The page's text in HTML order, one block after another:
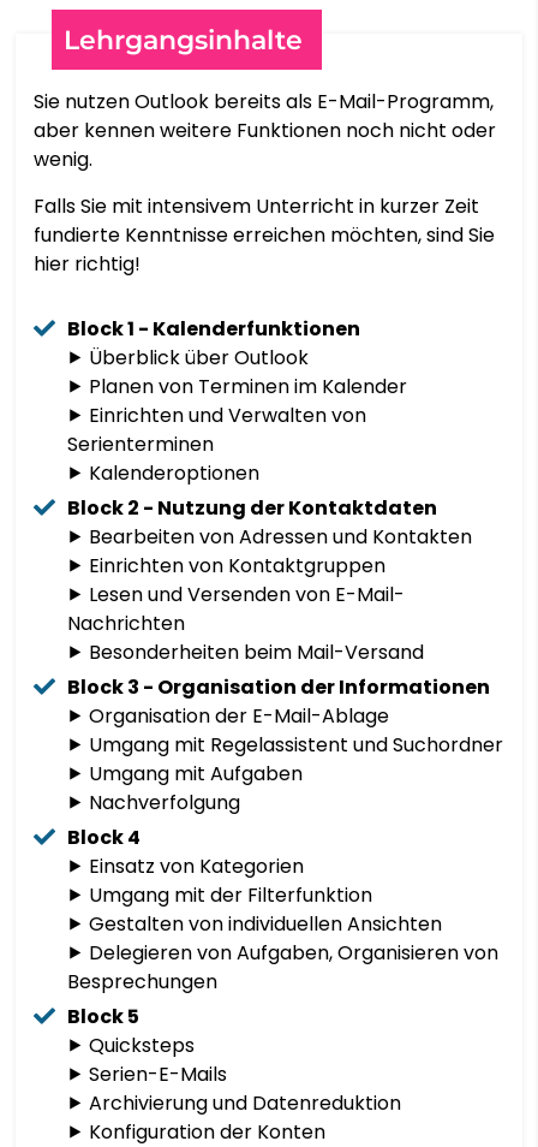
ҚАЗАҚ ТІЛІ
ភាសាខ្មែរ
한국어
КЫРГЫЗЧА
ພາສາລາວ
LATVIEŠU VALODA
LIETUVIŲ KALBA
LËTZEBUERGESCH
МАКЕДОНСКИ ЈАЗИК
MALAGASY
BAHASA MELAYU
മലയാളം
मराठी
Lehrgangsinhalte
Sie nutzen Outlook bereits als E-Mail-Programm,
aber kennen weitere Funktionen noch nicht oder
wenig.
Falls Sie mit intensivem Unterricht in kurzer Zeit
fundierte Kenntnisse erreichen möchten, sind Sie
hier richtig!
Block 1 - Kalenderfunktionen
⯈ Überblick über Outlook
⯈ Planen von Terminen im Kalender
⯈ Einrichten und Verwalten von
Serienterminen
⯈ Kalenderoptionen
Block 2 - Nutzung der Kontaktdaten
⯈ Bearbeiten von Adressen und Kontakten
⯈ Einrichten von Kontaktgruppen
⯈ Lesen und Versenden von E-Mail-
Nachrichten
⯈ Besonderheiten beim Mail-Versand
Block 3 - Organisation der Informationen
⯈ Organisation der E-Mail-Ablage
⯈ Umgang mit Regelassistent und Suchordner
⯈ Umgang mit Aufgaben
⯈ Nachverfolgung
Block 4
⯈ Einsatz von Kategorien
⯈ Umgang mit der Filterfunktion
⯈ Gestalten von individuellen Ansichten
⯈ Delegieren von Aufgaben, Organisieren von
Besprechungen
Block 5
⯈ Quicksteps
⯈ Serien-E-Mails
⯈ Archivierung und Datenreduktion
⯈ Konfiguration der Konten